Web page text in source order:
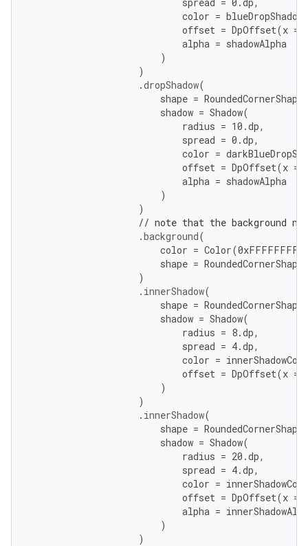
color = blueDropShadow
offset = DpOffset(x =
alpha = shadowAlpha
)
)
.dropShadow(
shape = RoundedCornerShape
shadow = Shadow(
radius = 10.dp,
spread = 0.dp,
color =
offset = DpOffset(x =
alpha = shadowAlpha
)
)
// note that the background
.background(
color = Color(0xFFFFFFFF
shape = RoundedCornerShape
)
. innerShadow(
shape = RoundedCornerShape
shadow = Shadow(
radius = 8.dp,
spread = 4.dp,
color =
offset = DpOffset(x =
)
)
. innerShadow(
shape = RoundedCornerShape
shadow = Shadow(
radius = 20.dp,
spread = 4.dp,
color =
offset = DpOffset(x =
alpha =
)
)